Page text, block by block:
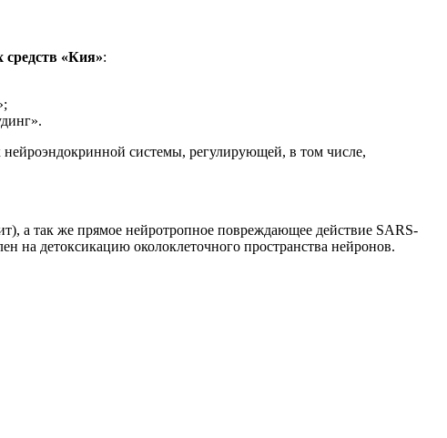
«Кия»:
нейроэндокринной системы, регулирующей, в том числе,
а так же прямое нейротропное повреждающее действие SARS-
на детоксикацию околоклеточного пространства нейронов.